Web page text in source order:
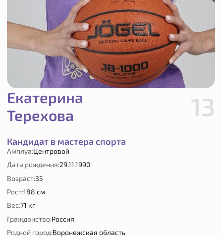
Екатерина
Терехова
13
Кандидат в мастера спорта
Амплуа:Центровой
Возраст:35
Дата рождения:29.11.1990
Рост:188 см
Гражданство:Россия
Вес:71 кг
Родной город:Воронежская область